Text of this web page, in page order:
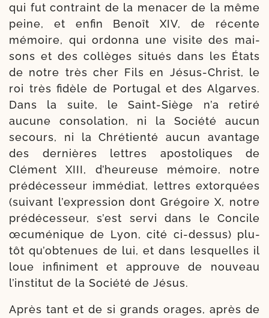
qui fut contraint de la mena­cer de la même
peine, et enfin Benoît XIV, de récente
mémoire, qui ordon­na une visite des mai­
sons et des col­lèges situés dans les États
de notre très cher Fils en Jésus-​Christ, le
roi très fidèle de Portugal et des Algarves.
Dans la suite, le Saint-​Siège n’a reti­ré
aucune conso­la­tion, ni la Société aucun
secours, ni la Chrétienté aucun avan­tage
des der­nières lettres apos­to­liques de
Clément XIII, d’heu­reuse mémoire, notre
pré­dé­ces­seur immé­diat, lettres extor­quées
(sui­vant l’ex­pres­sion dont Grégoire X, notre
pré­dé­ces­seur, s’est ser­vi dans le Concile
œcu­mé­nique de Lyon, cité ci-​dessus) plu­
tôt qu’ob­te­nues de lui, et dans les­quelles il
loue infi­ni­ment et approuve de nou­veau
l’ins­ti­tut de la Société de Jésus.
Après tant et de si grands orages, après de